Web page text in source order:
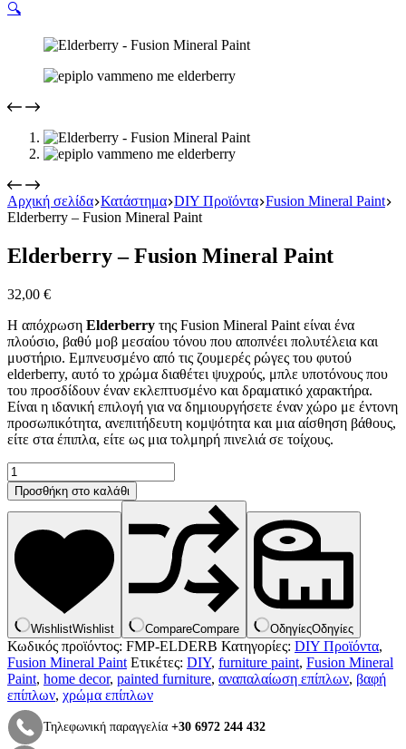
🔍
Αρχική σελίδα Κατάστημα DIY Προϊόντα Fusion Mineral Paint
Elderberry – Fusion Mineral Paint
Elderberry – Fusion Mineral Paint
32,00 €
Η απόχρωση Elderberry της Fusion Mineral Paint είναι ένα
πλούσιο, βαθύ μοβ μεσαίου τόνου που αποπνέει πολυτέλεια και
μυστήριο. Εμπνευσμένο από τις ζουμερές ρώγες του φυτού
elderberry, αυτό το χρώμα διαθέτει ψυχρούς, μπλε υποτόνους που
του προσδίδουν έναν εκλεπτυσμένο και δραματικό χαρακτήρα.
Είναι η ιδανική επιλογή για να δημιουργήσετε έναν χώρο με έντονη
προσωπικότητα, ανεπιτήδευτη κομψότητα και μια αίσθηση βάθους,
είτε στα έπιπλα, είτε ως μια τολμηρή πινελιά σε τοίχους.
Elderberry
-
Fusion
Mineral
Paint
ποσότητα
Προσθήκη στο καλάθι
WishlistWishlist CompareCompare ΟδηγίεςΟδηγίες
Κωδικός προϊόντος: FMP-ELDERB Κατηγορίες: DIY Προϊόντα,
Fusion Mineral Paint Ετικέτες: DIY, furniture paint, Fusion Mineral
Paint, home decor, painted furniture, αναπαλαίωση επίπλων, βαφή
επίπλων, χρώμα επίπλων
Τηλεφωνική παραγγελία +30 6972 244 432